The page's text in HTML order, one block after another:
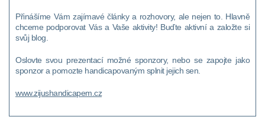
Přinášíme Vám zajímavé články a rozhovory, ale nejen to. Hlavně
chceme podporovat Vás a Vaše aktivity! Buďte aktivní a založte si
svůj blog.
Oslovte svou prezentací možné sponzory, nebo se zapojte jako
sponzor a pomozte handicapovaným splnit jejich sen.
www.zijushandicapem.cz